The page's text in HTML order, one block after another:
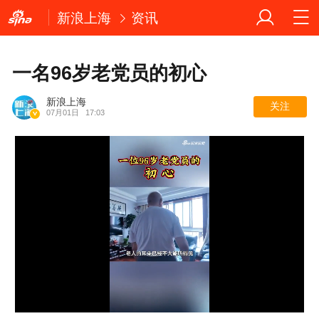
新浪上海 资讯
一名96岁老党员的初心
新浪上海
07月01日 17:03
关注
40.71%